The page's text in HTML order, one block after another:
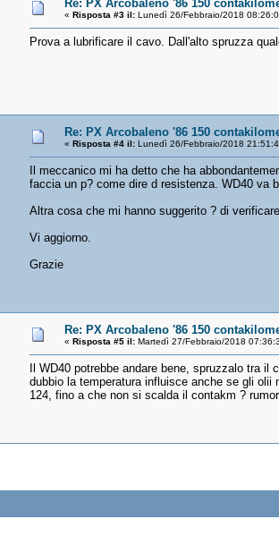
Re: PX Arcobaleno '86 150
« Risposta #3 il: Lunedì 26/Febbraio/2018
Prova a lubrificare il cavo. Dall'alto spruzza
Re: PX Arcobaleno '86 150
« Risposta #4 il: Lunedì 26/Febbraio/2018
Il meccanico mi ha detto che ha
faccia un p? come dire d resistenza. WD40 va
Altra cosa che mi hanno suggerito ? di
Vi aggiorno.
Grazie
Re: PX Arcobaleno '86 150
« Risposta #5 il: Martedì 27/Febbraio/2018
Il WD40 potrebbe andare bene, spruzzalo tra
dubbio la temperatura influisce anche se gli
124, fino a che non si scalda il contakm ?